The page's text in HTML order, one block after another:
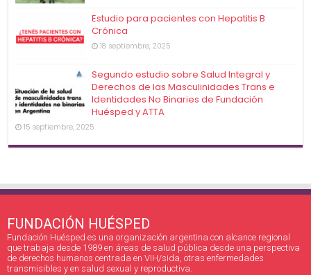
Estudio para pacientes con Hepatitis B
Crónica
18 septiembre, 2025
Segundo estudio sobre Salud Integral y
Derechos de las Masculinidades Trans e
Identidades No Binaries de Fundación
Huésped y ATTA
15 septiembre, 2025
FUNDACIÓN HUÉSPED
Fundación Huésped es una organización argentina con alcance regional
que trabaja desde 1989 en áreas de salud pública desde una perspectiva
de derechos humanos centrada en VIH/sida, otras enfermedades
transmisibles y en salud sexual y reproductiva.